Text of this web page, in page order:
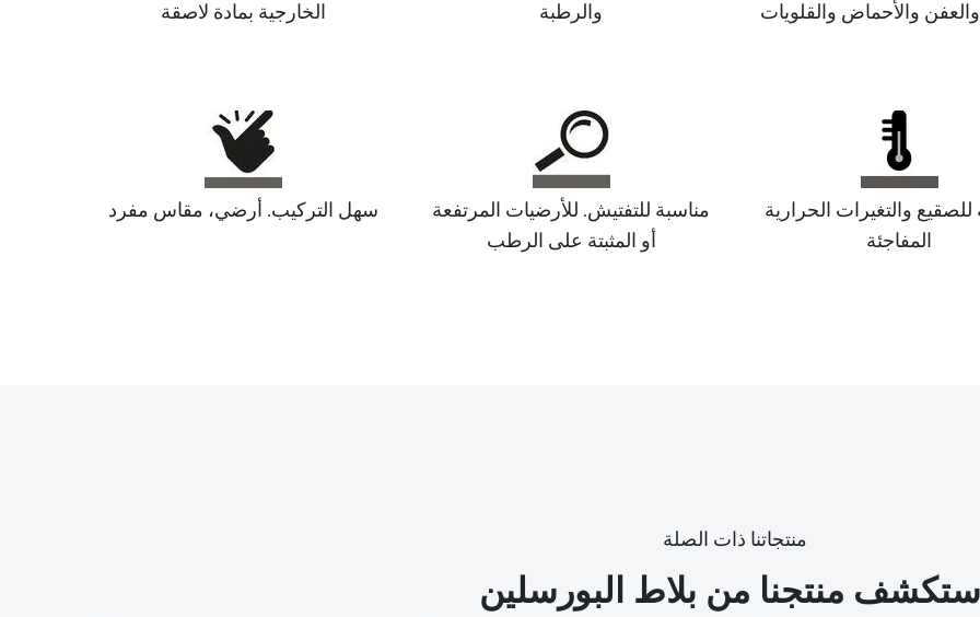
الخارجية بمادة لاصقة
والرطبة
والعفن والأحماض والقلويات
سهل التركيب. أرضي، مقاس مفرد
مناسبة للتفتيش. للأرضيات المرتفعة
أو المثبتة على الرطب
والتغيرات الحرارية
المفاجئة
منتجاتنا ذات الصلة
منتجنا من بلاط البورسلين